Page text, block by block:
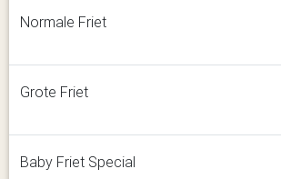
Normale Friet
Grote Friet
Baby Friet Special